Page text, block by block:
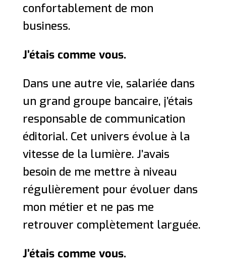
confortablement de mon
business.
J’étais comme vous.
Dans une autre vie, salariée dans
un grand groupe bancaire, j’étais
responsable de communication
éditorial. Cet univers évolue à la
vitesse de la lumière. J’avais
besoin de me mettre à niveau
régulièrement pour évoluer dans
mon métier et ne pas me
retrouver complètement larguée.
J’étais comme vous.